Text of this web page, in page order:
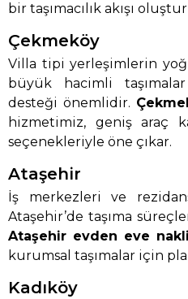
bir taşımacılık akışı
Çekmeköy
Villa tipi yerleşimlerin
büyük hacimli
desteği önemlidir.
hizmetimiz, geniş araç
seçenekleriyle öne çıkar.
Ataşehir
İş merkezleri ve
Ataşehir’de taşıma
Ataşehir evden eve
kurumsal taşımalar için
Kadıköy